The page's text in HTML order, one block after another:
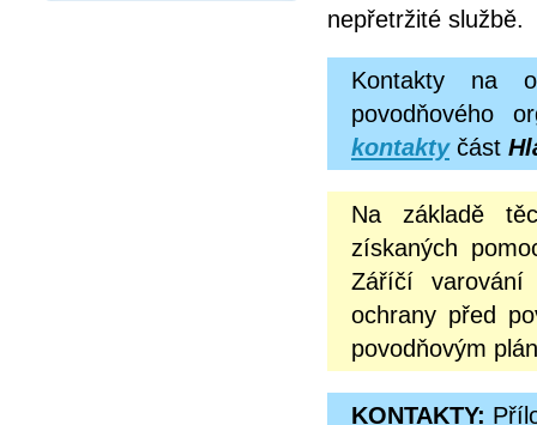
nepřetržité službě.
Kontakty na
povodňového
kontaktyčást
Na základě
získaných
Záříčí varování
ochrany před
povodňovým
KONTAKTY: